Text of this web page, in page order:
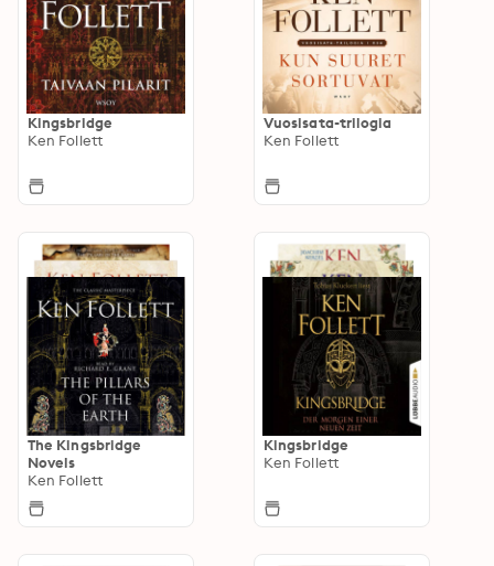
Kingsbridge
Ken Follett
Vuosisata-trilogia
Ken Follett
The Kingsbridge
Novels
Ken Follett
Kingsbridge
Ken Follett